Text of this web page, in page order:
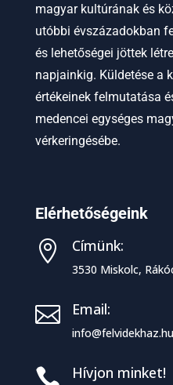
magyar kultúrának és
utóbbi évszázadokban
és lehetőségei jöttek
napjainkig. Küldetése a
értékeinek felmutatása
medencei egységes
vérkeringésébe.
Elérhetőségeink
 Címünk:
3530 Miskolc,
 Email:
info@felvidekhaz.hu
 Hívjon minket!